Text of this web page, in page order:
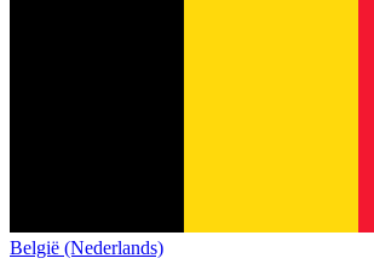
België (Nederlands)